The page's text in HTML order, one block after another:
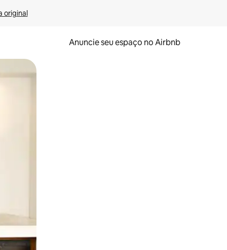
original
Anuncie seu espaço no Airbnb
o dedo na tela.